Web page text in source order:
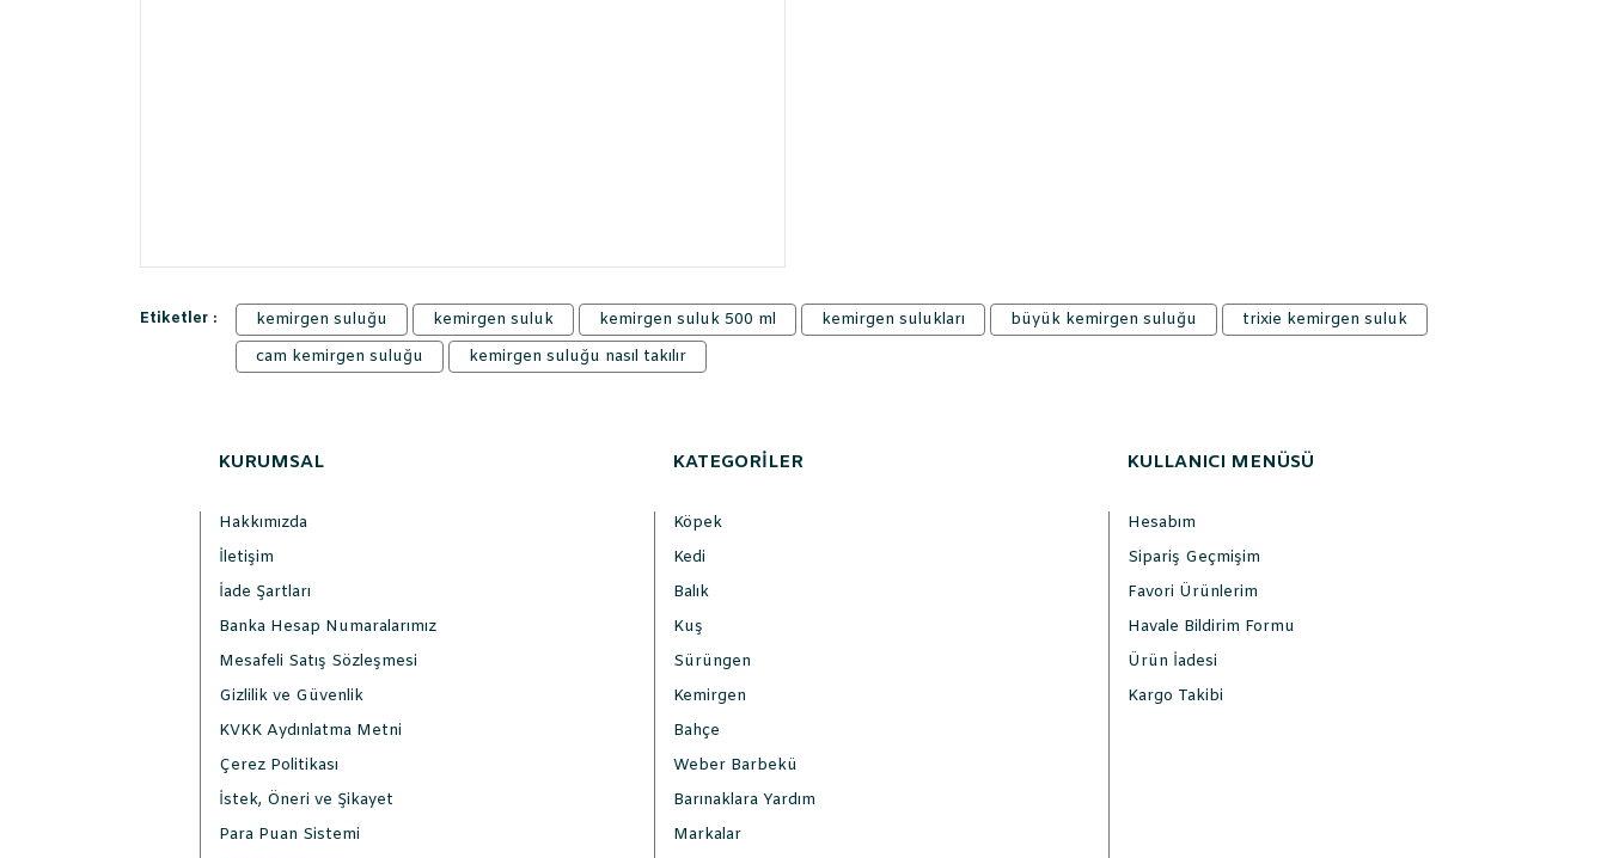
Etiketler : kemirgen suluğu kemirgen suluk kemirgen suluk 500 ml kemirgen sulukları büyük kemirgen suluğu
trixie kemirgen suluk
cam kemirgen suluğu
kemirgen suluğu nasıl takılır
KURUMSAL
Hakkımızda
İletişim
İade Şartları
Banka Hesap Numaralarımız
Mesafeli Satış Sözleşmesi
Gizlilik ve Güvenlik
KVKK Aydınlatma Metni
Çerez Politikası
İstek, Öneri ve Şikayet
Para Puan Sistemi
KATEGORİLER
Köpek
Kedi
Balık
Kuş
Sürüngen
Kemirgen
Bahçe
Weber Barbekü
Barınaklara Yardım
Markalar
KULLANICI MENÜSÜ
Hesabım
Sipariş Geçmişim
Favori Ürünlerim
Havale Bildirim Formu
Ürün İadesi
Kargo Takibi